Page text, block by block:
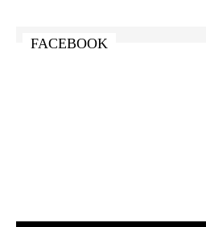
FACEBOOK